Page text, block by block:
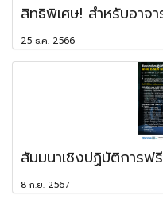
สิทธิพิเศษ! สำหรับอาจ
25 ธ.ค. 2566
สัมมนาเชิงปฏิบัติการฟ
8 ก.ย. 2567